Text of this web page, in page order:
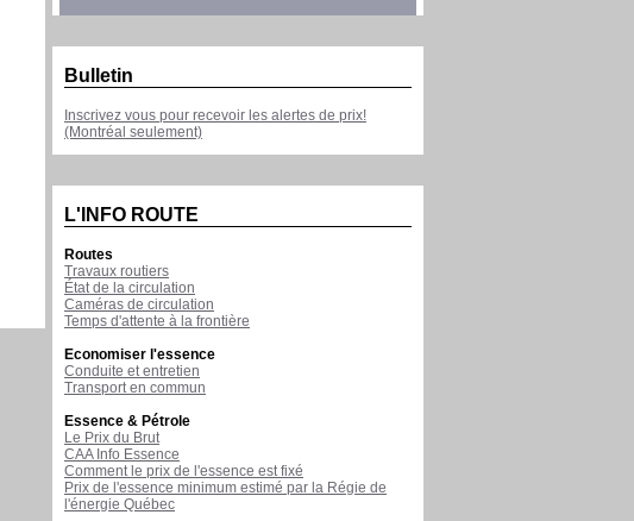
Bulletin
Inscrivez vous pour recevoir les alertes de prix!
(Montréal seulement)
L'INFO ROUTE
Routes
Travaux routiers
État de la circulation
Caméras de circulation
Temps d'attente à la frontière
Economiser l'essence
Conduite et entretien
Transport en commun
Essence & Pétrole
Le Prix du Brut
CAA Info Essence
Comment le prix de l'essence est fixé
Prix de l'essence minimum estimé par la Régie de
l'énergie Québec